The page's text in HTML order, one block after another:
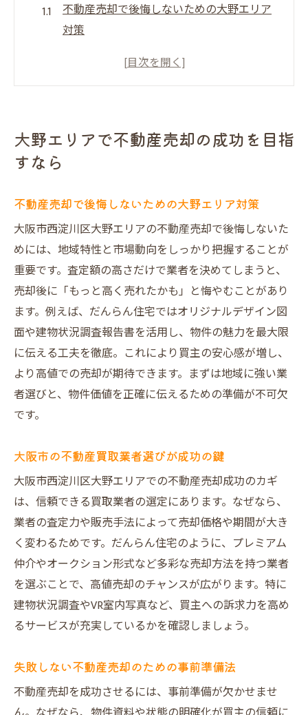
不動産売却で後悔しないための大野エリア
対策
大阪市の不動産買取業者選びが成功の鍵
ト
不動産売却を本当に高く叶える秘訣とは
不動産売却で高値を引き出すための交渉術
大阪 不動産買取の現状と高額売却のコツ
売却価格アップへ導く査定の活用ポイント
だんらん住宅独自の不動産売却支援サービ
ス
不動産買取業者一覧を活かした価格比較術
他社との差を生む不動産売却サポートの特
徴
大野エリアの不動産買取業者活用法
だんらん住宅で納得の不動産売却体験
大阪市北区の売却事例から学ぶポイント
査定額を最大化するための実践アイデア
不動産買取業者ランキング大阪を参考に
オリジナル図面が導く不動産売却の新常識
オリジナル図面で不動産売却の魅力を強化
デザイン図面活用で集客力が2倍に高まる理
大阪市の不動産買取と図面の相乗効果とは
だんらん住宅独自の図面作成サービスの強
大野エリアで不動産売却の成功を目指
すなら
不動産売却で後悔しないための大野エリア対策
大阪市西淀川区大野エリアの不動産売却で後悔しないた
めには、地域特性と市場動向をしっかり把握することが
重要です。査定額の高さだけで業者を決めてしまうと、
売却後に「もっと高く売れたかも」と悔やむことがあり
ます。例えば、だんらん住宅ではオリジナルデザイン図
面や建物状況調査報告書を活用し、物件の魅力を最大限
に伝える工夫を徹底。これにより買主の安心感が増し、
より高値での売却が期待できます。まずは地域に強い業
者選びと、物件価値を正確に伝えるための準備が不可欠
です。
大阪市の不動産買取業者選びが成功の鍵
大阪市西淀川区大野エリアでの不動産売却成功のカギ
は、信頼できる買取業者の選定にあります。なぜなら、
業者の査定力や販売手法によって売却価格や期間が大き
く変わるためです。だんらん住宅のように、プレミアム
仲介やオークション形式など多彩な売却方法を持つ業者
を選ぶことで、高値売却のチャンスが広がります。特に
建物状況調査やVR室内写真など、買主への訴求力を高め
るサービスが充実しているかを確認しましょう。
失敗しない不動産売却のための事前準備法
不動産売却を成功させるには、事前準備が欠かせませ